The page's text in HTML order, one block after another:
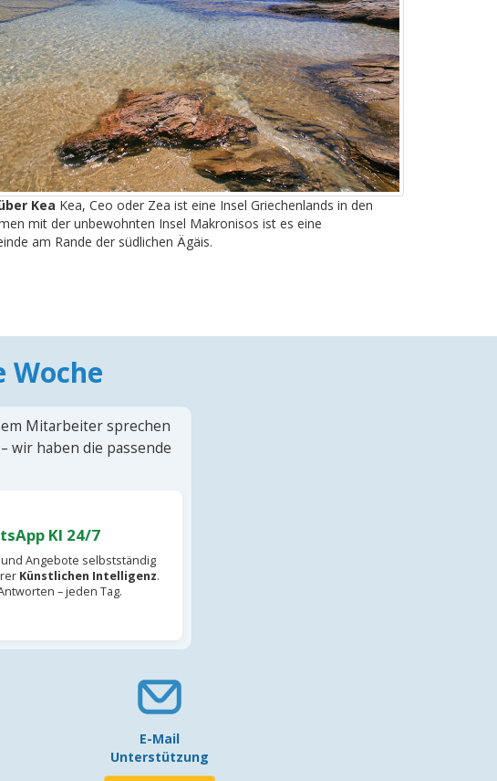
Kea Kea, Ceo oder Zea ist eine Insel Griechenlands in den
mit der unbewohnten Insel Makronisos ist es eine
am Rande der südlichen Ägäis.
Woche
Mitarbeiter sprechen
wir haben die passende
KI 24/7
Angebote selbstständig
Künstlichen Intelligenz.
– jeden Tag.
E-Mail
Unterstützung